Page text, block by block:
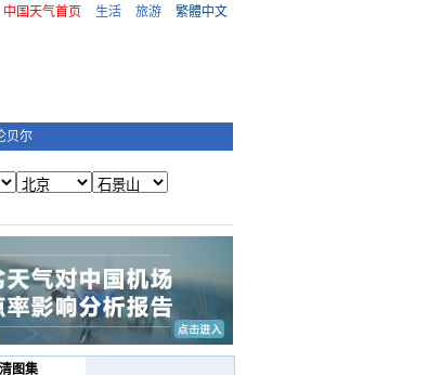
中国天气首页 生活 旅游 繁體中文
贝尔
图集